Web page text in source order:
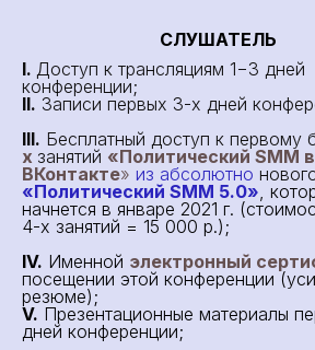
СЛУШАТЕЛЬ
I. Доступ к трансляциям 1−3 дней
конференции;
II. Записи первых 3-х дней
III. Бесплатный доступ к первому
х занятий «Политический SMM
ВКонтакте» из абсолютно
«Политический SMM 5.0»,
начнется в январе 2021 г.
4-х занятий = 15 000 р.);
IV. Именной электронный
посещении этой конференции
резюме);
V. Презентационные материалы
дней конференции;